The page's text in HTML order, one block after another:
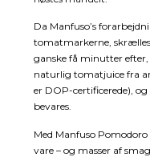
Da Manfuso’s
tomatmarkerne,
ganske få minutter
naturlig tomatjuice fra
er DOP-certificerede), og
bevares.
Med Manfuso
vare – og masser af smag.